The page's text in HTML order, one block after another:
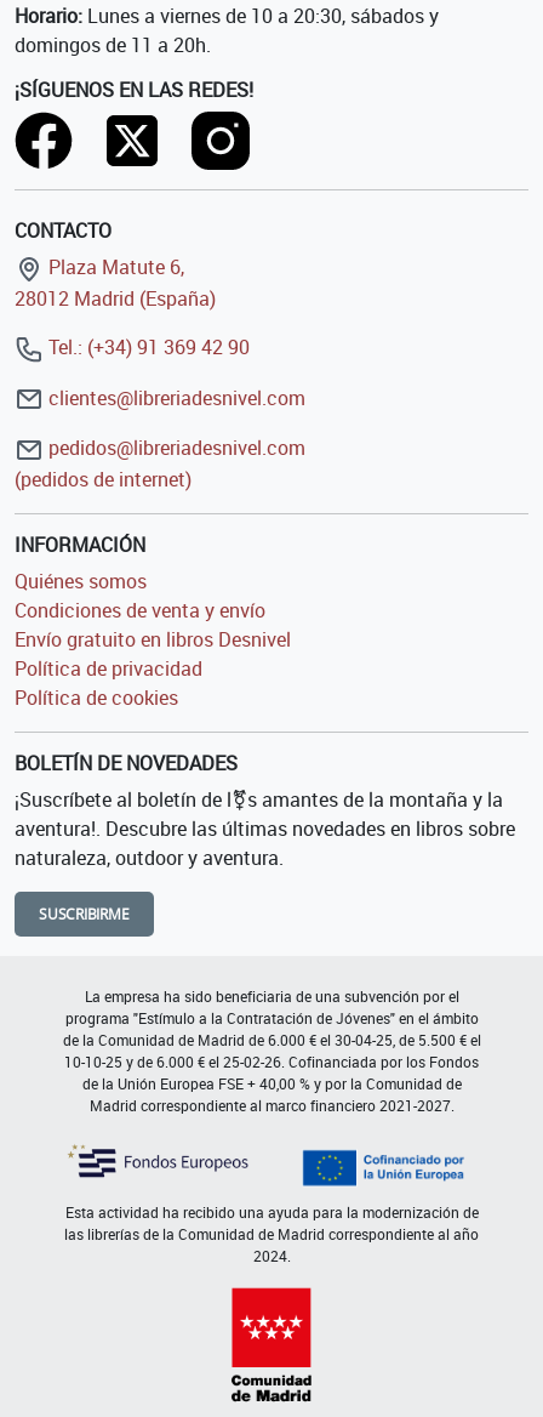
Horario: Lunes a viernes de 10 a 20:30, sábados y
domingos de 11 a 20h.
¡SÍGUENOS EN LAS REDES!
CONTACTO
Plaza Matute 6,
28012 Madrid (España)
Tel.: (+34) 91 369 42 90
clientes@libreriadesnivel.com
pedidos@libreriadesnivel.com
(pedidos de internet)
INFORMACIÓN
Quiénes somos
Condiciones de venta y envío
Envío gratuito en libros Desnivel
Política de privacidad
Política de cookies
BOLETÍN DE NOVEDADES
¡Suscríbete al boletín de l⚧s amantes de la montaña y la
aventura!. Descubre las últimas novedades en libros sobre
naturaleza, outdoor y aventura.
SUSCRIBIRME
La empresa ha sido beneficiaria de una subvención por el
programa "Estímulo a la Contratación de Jóvenes" en el ámbito
de la Comunidad de Madrid de 6.000 € el 30-04-25, de 5.500 € el
10-10-25 y de 6.000 € el 25-02-26. Cofinanciada por los Fondos
de la Unión Europea FSE + 40,00 % y por la Comunidad de
Madrid correspondiente al marco financiero 2021-2027.
Esta actividad ha recibido una ayuda para la modernización de
las librerías de la Comunidad de Madrid correspondiente al año
2024.